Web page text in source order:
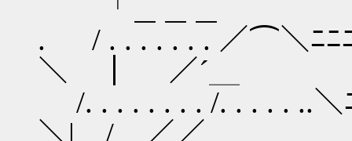
￣￣「＿＿＿
. / . . . . . . . ／⌒＼ﾆﾆﾆ
＼ ｜ ／´＿
/. . . . . . . . /. . . . . ..
＼| / ／／